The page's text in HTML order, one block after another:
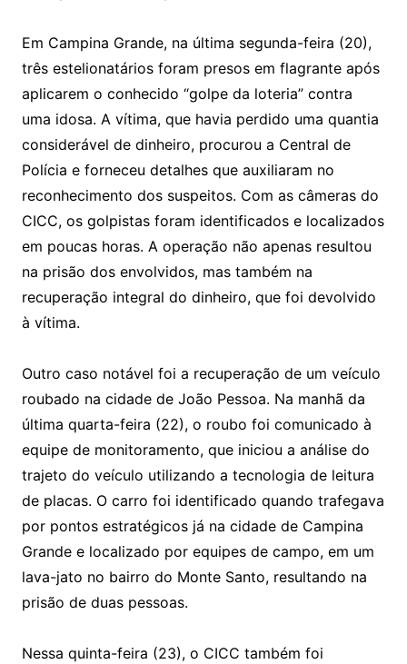
Em Campina Grande, na última segunda-feira (20),
três estelionatários foram presos em flagrante após
aplicarem o conhecido “golpe da loteria” contra
uma idosa. A vítima, que havia perdido uma quantia
considerável de dinheiro, procurou a Central de
Polícia e forneceu detalhes que auxiliaram no
reconhecimento dos suspeitos. Com as câmeras do
CICC, os golpistas foram identificados e localizados
em poucas horas. A operação não apenas resultou
na prisão dos envolvidos, mas também na
recuperação integral do dinheiro, que foi devolvido
à vítima.
Outro caso notável foi a recuperação de um veículo
roubado na cidade de João Pessoa. Na manhã da
última quarta-feira (22), o roubo foi comunicado à
equipe de monitoramento, que iniciou a análise do
trajeto do veículo utilizando a tecnologia de leitura
de placas. O carro foi identificado quando trafegava
por pontos estratégicos já na cidade de Campina
Grande e localizado por equipes de campo, em um
lava-jato no bairro do Monte Santo, resultando na
prisão de duas pessoas.
Nessa quinta-feira (23), o CICC também foi